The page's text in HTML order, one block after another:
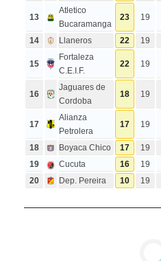
13
Atletico
Bucaramanga
23 19
14 Llaneros 22 19
15
Fortaleza
C.E.I.F.
22 19
16
Jaguares de
Cordoba
18 19
17
Alianza
Petrolera
17 19
18 Boyaca Chico 17 19
19
Cucuta 16 19
20
Dep. Pereira 10 19